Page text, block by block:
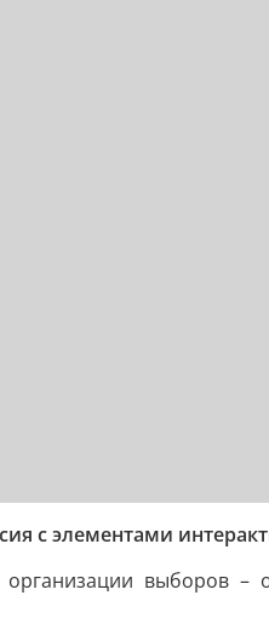
с элементами
организации выборов